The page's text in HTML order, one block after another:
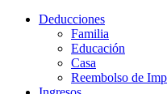
Deducciones
Familia
Educación
Casa
Reembolso de